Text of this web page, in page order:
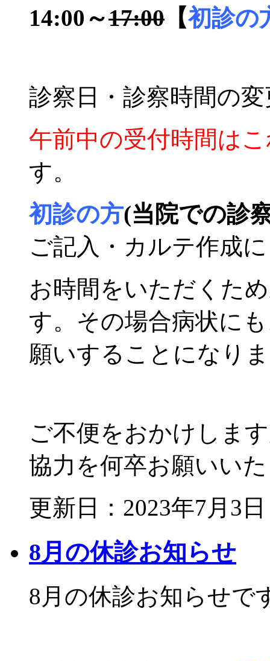
14:00～17:00 【初診
診察日・診察時間の
午前中の受付時間は
す。
初診の方(当院での診
ご記入・カルテ作成に
お時間をいただくため
す。その場合病状に
願いすることになり
ご不便をおかけしま
協力を何卒お願いい
更新日：2023年7月3日
8月の休診お知らせ
8月の休診お知らせで